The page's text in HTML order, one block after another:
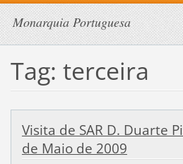
Monarquia Portuguesa
Tag: terceira
Visita de SAR D. Duarte
de Maio de 2009